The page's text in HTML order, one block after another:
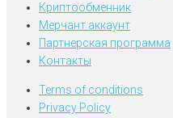
Криптообменник
Мерчант аккаунт
Партнерская программа
Контакты
Terms of conditions
Privacy Policy